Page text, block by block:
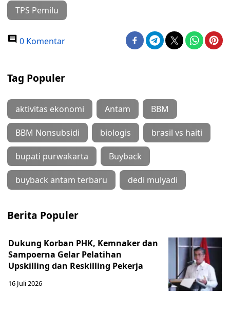
TPS Pemilu
0 Komentar
Tag Populer
aktivitas ekonomi Antam BBM
BBM Nonsubsidi biologis brasil vs haiti
bupati purwakarta Buyback
buyback antam terbaru dedi mulyadi
Berita Populer
Dukung Korban PHK, Kemnaker dan
Sampoerna Gelar Pelatihan
Upskilling dan Reskilling Pekerja
16 Juli 2026